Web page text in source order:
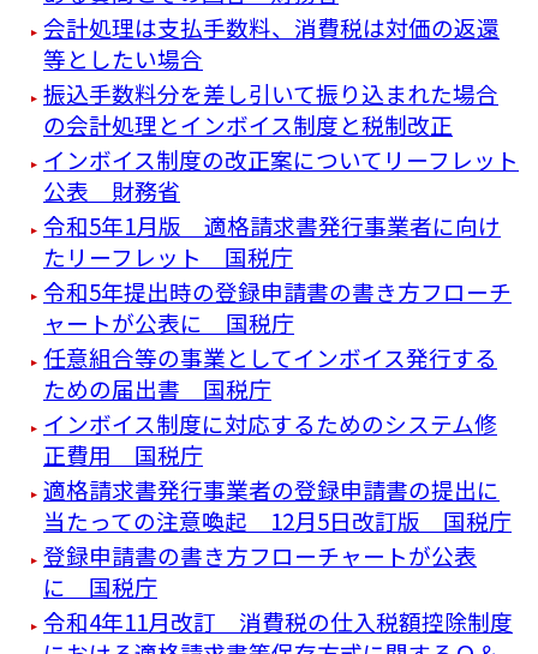
会計処理は支払手数料、消費税は対価の返還
等としたい場合
振込手数料分を差し引いて振り込まれた場合
の会計処理とインボイス制度と税制改正
インボイス制度の改正案についてリーフレット
公表 財務省
令和5年1月版 適格請求書発行事業者に向け
たリーフレット 国税庁
令和5年提出時の登録申請書の書き方フローチ
ャートが公表に 国税庁
任意組合等の事業としてインボイス発行する
ための届出書 国税庁
インボイス制度に対応するためのシステム修
正費用 国税庁
適格請求書発行事業者の登録申請書の提出に
当たっての注意喚起 12月5日改訂版 国税庁
登録申請書の書き方フローチャートが公表
に 国税庁
令和4年11月改訂 消費税の仕入税額控除制度